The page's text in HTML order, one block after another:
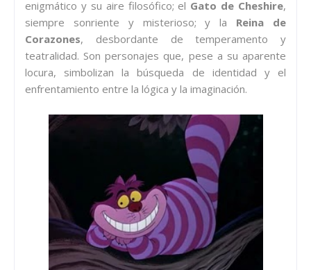
enigmático y su aire filosófico; el Gato de Cheshire,
siempre sonriente y misterioso; y la Reina de
Corazones, desbordante de temperamento y
teatralidad. Son personajes que, pese a su aparente
locura, simbolizan la búsqueda de identidad y el
enfrentamiento entre la lógica y la imaginación.